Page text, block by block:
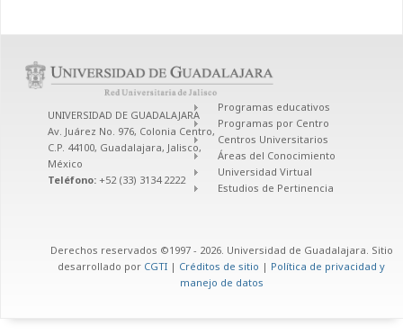
UNIVERSIDAD DE GUADALAJARA
Av. Juárez No. 976, Colonia Centro,
C.P. 44100, Guadalajara, Jalisco,
México
Teléfono: +52 (33) 3134 2222
Programas educativos
Programas por Centro
Centros Universitarios
Áreas del Conocimiento
Universidad Virtual
Estudios de Pertinencia
Derechos reservados ©1997 - 2026. Universidad de Guadalajara. Sitio
desarrollado por CGTI | Créditos de sitio | Política de privacidad y
manejo de datos